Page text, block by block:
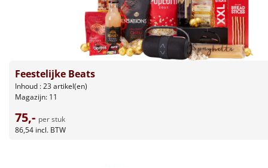
Pizzarette
Tas
Wake up light
Feestelijke Beats
Inhoud : 23 artikel(en)
Magazijn: 11
75,- per stuk
86,54 incl. BTW